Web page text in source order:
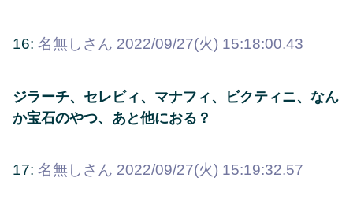
16: 名無しさん 2022/09/27(火) 15:18:00.43
ジラーチ、セレビィ、マナフィ、ビクティニ、なん
か宝石のやつ、あと他におる？
17: 名無しさん 2022/09/27(火) 15:19:32.57